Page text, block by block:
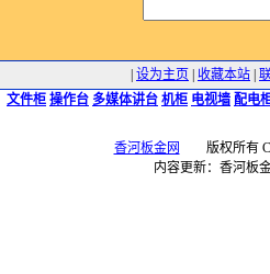
设为主页 收藏本站
文件柜 操作台 多媒体讲台 机柜 电视墙 配电
香河板金网
版权所有
内容更新：香河板